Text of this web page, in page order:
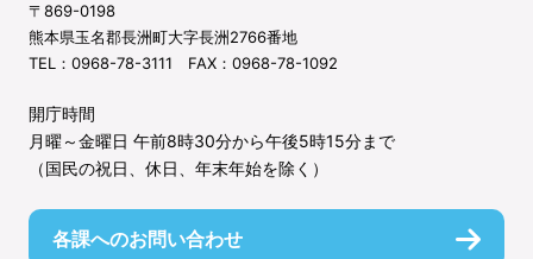
〒869-0198
熊本県玉名郡長洲町大字長洲2766番地
TEL：0968-78-3111 FAX：0968-78-1092
開庁時間
月曜～金曜日 午前8時30分から午後5時15分まで
（国民の祝日、休日、年末年始を除く）
各課へのお問い合わせ